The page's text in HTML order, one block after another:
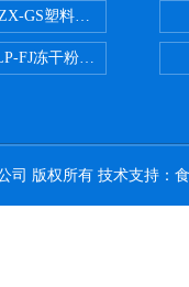
GS塑料瓶高速跟踪式灌
FJ冻干粉西林瓶灌装机
司 版权所有 技术支持：